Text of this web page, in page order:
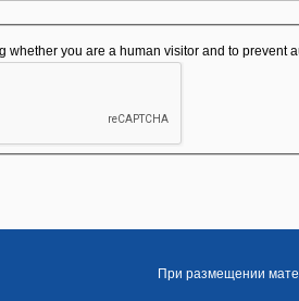
whether you are a human visitor and to prevent
При размещении